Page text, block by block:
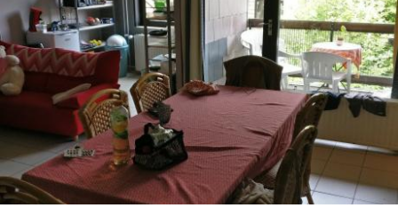
KV 1793
Appartement meublé 5 chambres Quartier des Bruyères, à 1348
Louvain-la-Neuve, à 150 m de la Place Montesquieu (proximité
centre et facilités). Appartement de 110 m2 pour 5 étudiant(e)s
solidaires, non-fumeurs : 5 chambres, hall, cuisine équipée,
remise, salle de bain avec WC, terrasse, salle...